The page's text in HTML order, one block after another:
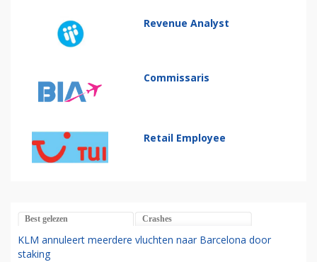
Revenue Analyst
Commissaris
Retail Employee
Best gelezen Crashes
KLM annuleert meerdere vluchten naar Barcelona door
staking